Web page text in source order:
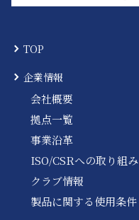
TOP
企業情報
会社概要
拠点一覧
事業沿革
ISO/CSRへの取り組み
クラブ情報
製品に関する使用条件